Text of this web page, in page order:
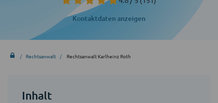
Kontaktdaten anzeigen
Rechtsanwalt Rechtsanwalt Karlheinz Roth
Inhalt